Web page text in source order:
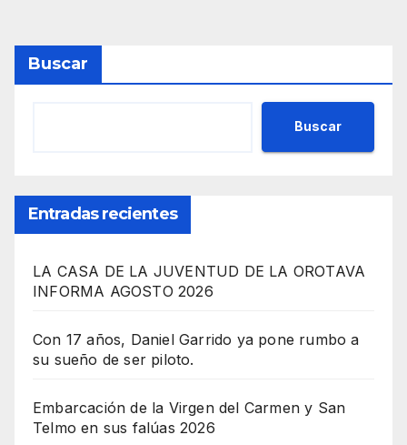
Buscar
Buscar
Entradas recientes
LA CASA DE LA JUVENTUD DE LA OROTAVA
INFORMA AGOSTO 2026
Con 17 años, Daniel Garrido ya pone rumbo a
su sueño de ser piloto.
Embarcación de la Virgen del Carmen y San
Telmo en sus falúas 2026